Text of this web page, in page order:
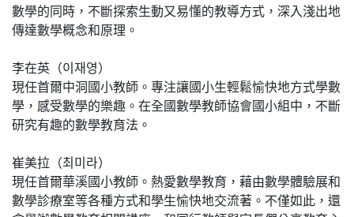
數學的同時，不斷探索生動又易懂的教導方式，深入淺出地
傳達數學概念和原理。
李在英（이재영）
現任首爾中洞國小教師。專注讓國小生輕鬆愉快地方式學數
學，感受數學的樂趣。在全國數學教師協會國小組中，不斷
研究有趣的數學教育法。
崔美拉（최미라）
現任首爾華溪國小教師。熱愛數學教育，藉由數學體驗展和
數學診療室等各種方式和學生愉快地交流著。不僅如此，還